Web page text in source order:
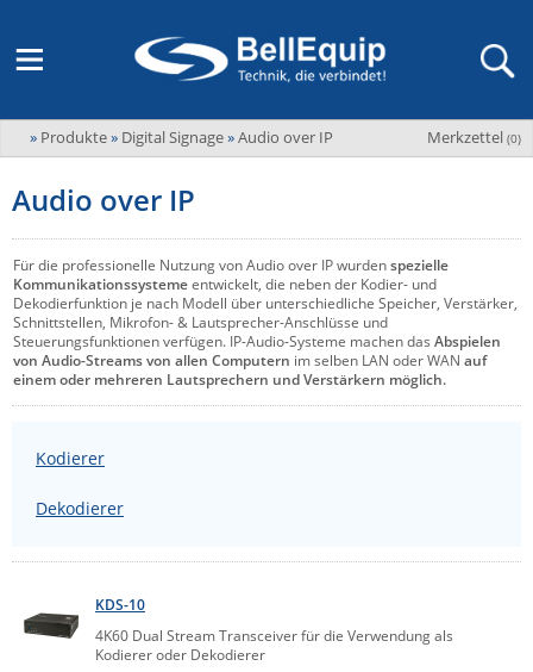
M2M Router, Antennen, VPN & SIM
Fernwartung via Mobilfunk (M2M)
SD-WAN & Bonding
Antennen
KVM & Audio/Video Signalverteilung
Kabel und Verkabelung
Digital Signage
USV, Energieverteilung & -messung
USV / UPS
Energiemessung
Industrielle Stromversorgung
Energieverteilung
Datenlogger
Remote I/O
IPC, Industrielle Netzwerktechnik & WLAN
Industrielle Netzwerktechnik / Kommunikation
Industrielle Computer
Adder
Advantech
Advantech-Conel
AKCP / AKCess Pro
Amit
Aten
Bachmann
Black Box
Cambium Networks
Comet System
CompleTech
Contemporary Controls
Übersicht
Neue Produkte
Veranstaltungen
Bell-Up-to-Date Magazine
LAGERABVERKAUF Stromverteilung und -messung
Unternehmen
Veranstaltungen
Jobs & Karriere
News
Merkzettel (0)
» Produkte» Digital Signage»Audio over IP
Audio over IP
Für die professionelle Nutzung von Audio over IP wurdenspezielle
Kommunikationssystemeentwickelt, die neben der Kodier- und
Dekodierfunktion je nach Modell über unterschiedliche Speicher, Verstärker,
Schnittstellen, Mikrofon- & Lautsprecher-Anschlüsse und
Steuerungsfunktionen verfügen. IP-Audio-Systeme machen das Abspielen
von Audio-Streams von allen Computern im selben LAN oder WAN auf
einem oder mehreren Lautsprechern und Verstärkern möglich.
Kodierer
Dekodierer
KDS-10
4K60 Dual Stream Transceiver für die Verwendung als
Kodierer oder Dekodierer